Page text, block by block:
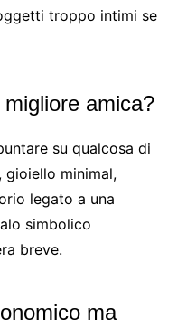
troppo intimi se
amica?
su qualcosa di
gioiello minimal,
legato a una
simbolico
breve.
ma